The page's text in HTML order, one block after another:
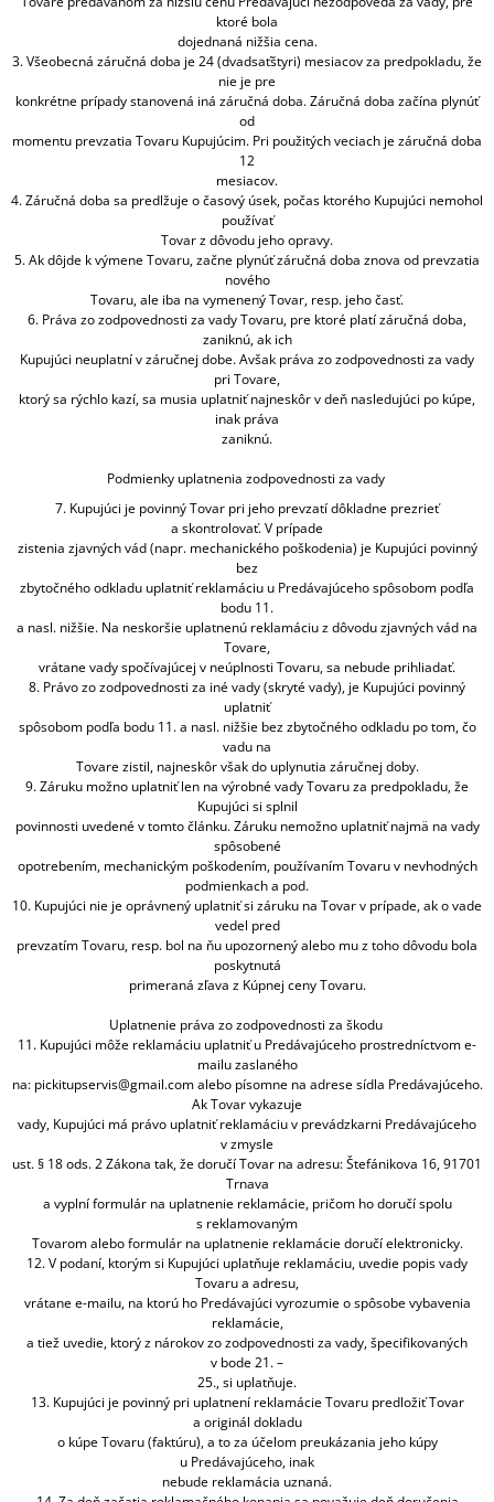
ktoré bola
dojednaná nižšia cena.
3. Všeobecná záručná doba je 24 (dvadsaťštyri) mesiacov za predpokladu, že
nie je pre
konkrétne prípady stanovená iná záručná doba. Záručná doba začína plynúť
od
momentu prevzatia Tovaru Kupujúcim. Pri použitých veciach je záručná doba
12
mesiacov.
4. Záručná doba sa predlžuje o časový úsek, počas ktorého Kupujúci nemohol
používať
Tovar z dôvodu jeho opravy.
5. Ak dôjde k výmene Tovaru, začne plynúť záručná doba znova od prevzatia
nového
Tovaru, ale iba na vymenený Tovar, resp. jeho časť.
6. Práva zo zodpovednosti za vady Tovaru, pre ktoré platí záručná doba,
zaniknú, ak ich
Kupujúci neuplatní v záručnej dobe. Avšak práva zo zodpovednosti za vady
pri Tovare,
ktorý sa rýchlo kazí, sa musia uplatniť najneskôr v deň nasledujúci po kúpe,
inak práva
zaniknú.
Podmienky uplatnenia zodpovednosti za vady
7. Kupujúci je povinný Tovar pri jeho prevzatí dôkladne prezrieť
a skontrolovať. V prípade
zistenia zjavných vád (napr. mechanického poškodenia) je Kupujúci povinný
bez
zbytočného odkladu uplatniť reklamáciu u Predávajúceho spôsobom podľa
bodu 11.
a nasl. nižšie. Na neskoršie uplatnenú reklamáciu z dôvodu zjavných vád na
Tovare,
vrátane vady spočívajúcej v neúplnosti Tovaru, sa nebude prihliadať.
8. Právo zo zodpovednosti za iné vady (skryté vady), je Kupujúci povinný
uplatniť
spôsobom podľa bodu 11. a nasl. nižšie bez zbytočného odkladu po tom, čo
vadu na
Tovare zistil, najneskôr však do uplynutia záručnej doby.
9. Záruku možno uplatniť len na výrobné vady Tovaru za predpokladu, že
Kupujúci si splnil
povinnosti uvedené v tomto článku. Záruku nemožno uplatniť najmä na vady
spôsobené
opotrebením, mechanickým poškodením, používaním Tovaru v nevhodných
podmienkach a pod.
10. Kupujúci nie je oprávnený uplatniť si záruku na Tovar v prípade, ak o vade
vedel pred
prevzatím Tovaru, resp. bol na ňu upozornený alebo mu z toho dôvodu bola
poskytnutá
primeraná zľava z Kúpnej ceny Tovaru.
Uplatnenie práva zo zodpovednosti za škodu
11. Kupujúci môže reklamáciu uplatniť u Predávajúceho prostredníctvom e-
mailu zaslaného
na: pickitupservis@gmail.com alebo písomne na adrese sídla Predávajúceho.
Ak Tovar vykazuje
vady, Kupujúci má právo uplatniť reklamáciu v prevádzkarni Predávajúceho
v zmysle
ust. § 18 ods. 2 Zákona tak, že doručí Tovar na adresu: Štefánikova 16, 91701
Trnava
a vyplní formulár na uplatnenie reklamácie, pričom ho doručí spolu
s reklamovaným
Tovarom alebo formulár na uplatnenie reklamácie doručí elektronicky.
12. V podaní, ktorým si Kupujúci uplatňuje reklamáciu, uvedie popis vady
Tovaru a adresu,
vrátane e-mailu, na ktorú ho Predávajúci vyrozumie o spôsobe vybavenia
reklamácie,
a tiež uvedie, ktorý z nárokov zo zodpovednosti za vady, špecifikovaných
v bode 21. –
25., si uplatňuje.
13. Kupujúci je povinný pri uplatnení reklamácie Tovaru predložiť Tovar
a originál dokladu
o kúpe Tovaru (faktúru), a to za účelom preukázania jeho kúpy
u Predávajúceho, inak
nebude reklamácia uznaná.